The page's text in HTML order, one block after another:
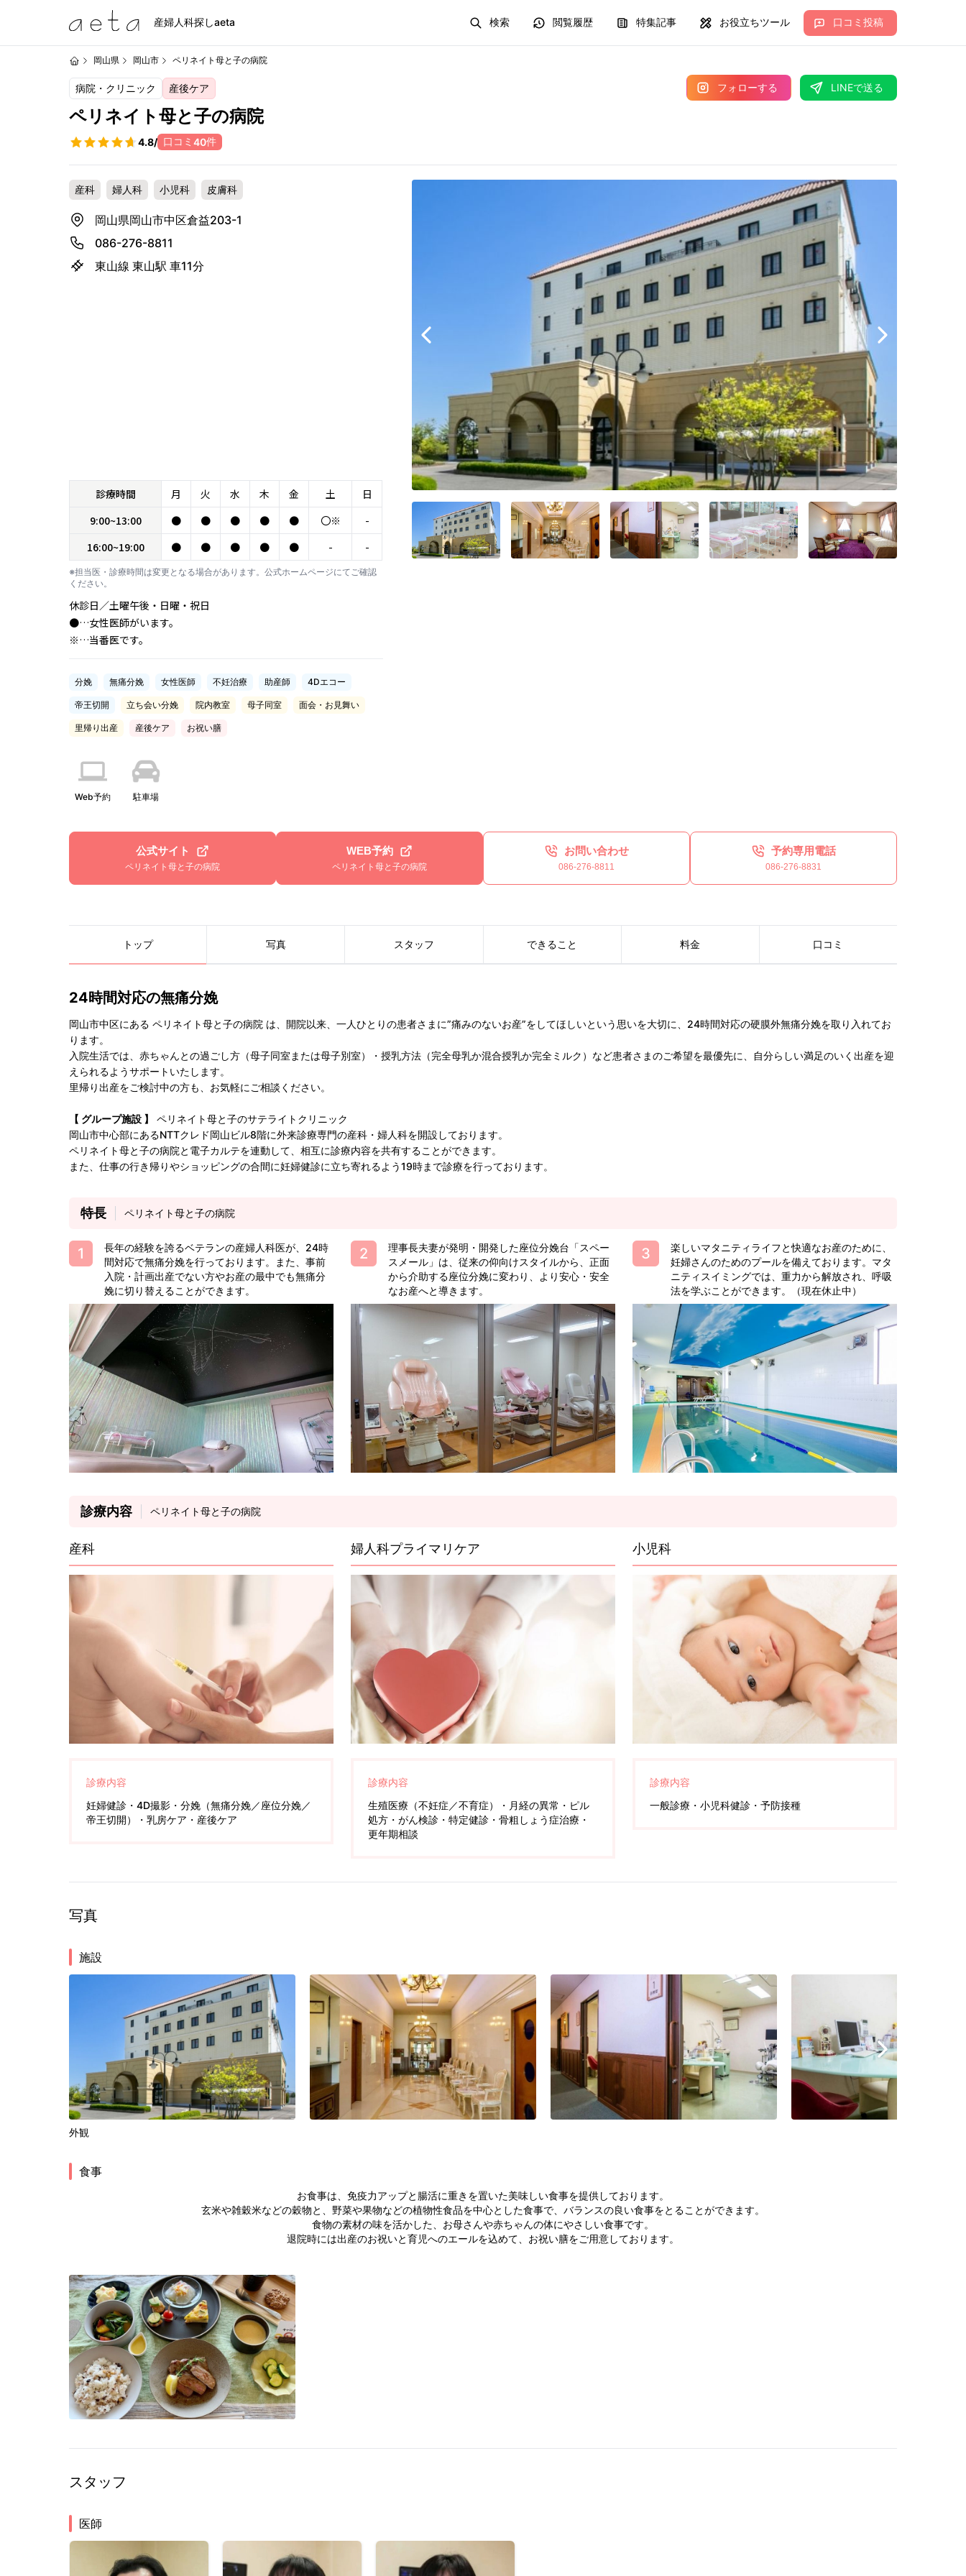
産婦人科探しaeta 検索 閲覧履歴 特集記事 お役立ちツール 口コミ投稿
岡山県 岡山市 ペリネイト母と子の病院
病院・クリニック 産後ケア
ペリネイト母と子の病院
4.8/ 口コミ 40件
フォローする LINEで送る
産科 婦人科 小児科 皮膚科
岡山県岡山市中区倉益203-1
086-276-8811
東山線 東山駅 車11分
診療時間 月 火 水 木 金 土
日
9:00~13:00
● ● ● ● ● 〇※
-
16:00~19:00
● ● ● ● ● - -
※担当医・診療時間は変更となる場合があります。公式ホームページにてご確認
ください。
休診日／土曜午後・日曜・祝日
●…女性医師がいます。
※…当番医です。
分娩 無痛分娩 女性医師 不妊治療 助産師 4Dエコー
帝王切開 立ち会い分娩 院内教室 母子同室 面会・お見舞い
里帰り出産 産後ケア お祝い膳
Web予約 駐車場
公式サイト
ペリネイト母と子の病院
WEB予約
ペリネイト母と子の病院
お問い合わせ
086-276-8811
予約専用電話
086-276-8831
トップ 写真 スタッフ できること 料金 口コミ
24時間対応の無痛分娩
岡山市中区にある ペリネイト母と子の病院 は、開院以来、一人ひとりの患者さまに”痛みのないお産”をしてほしいという思いを大切に、24時間対応の硬膜外無痛分娩を取り入れてお
ります。
入院生活では、赤ちゃんとの過ごし方（母子同室または母子別室）・授乳方法（完全母乳か混合授乳か完全ミルク）など患者さまのご希望を最優先に、自分らしい満足のいく出産を迎
えられるようサポートいたします。
里帰り出産をご検討中の方も、お気軽にご相談ください。
【 グループ施設 】
ペリネイト母と子のサテライトクリニック
岡山市中心部にあるNTTクレド岡山ビル8階に外来診療専門の産科・婦人科を開設しております。
ペリネイト母と子の病院と電子カルテを連動して、相互に診療内容を共有することができます。
また、仕事の行き帰りやショッピングの合間に妊婦健診に立ち寄れるよう19時まで診療を行っております。
特長 ペリネイト母と子の病院
長年の経験を誇るベテランの産婦人科医が、24時
間対応で無痛分娩を行っております。また、事前
入院・計画出産でない方やお産の最中でも無痛分
娩に切り替えることができます。
理事長夫妻が発明・開発した座位分娩台「スペー
スメール」は、従来の仰向けスタイルから、正面
から介助する座位分娩に変わり、より安心・安全
なお産へと導きます。
楽しいマタニティライフと快適なお産のために、
妊婦さんのためのプールを備えております。マタ
ニティスイミングでは、重力から解放され、呼吸
法を学ぶことができます。（現在休止中）
診療内容 ペリネイト母と子の病院
産科
診療内容
妊婦健診・4D撮影・分娩（無痛分娩／座位分娩／
帝王切開）・乳房ケア・産後ケア
婦人科プライマリケア
診療内容
生殖医療（不妊症／不育症）・月経の異常・ピル
処方・がん検診・特定健診・骨粗しょう症治療・
更年期相談
小児科
診療内容
一般診療・小児科健診・予防接種
写真
施設
外観
食事
お食事は、免疫力アップと腸活に重きを置いた美味しい食事を提供しております。
玄米や雑穀米などの穀物と、野菜や果物などの植物性食品を中心とした食事で、バランスの良い食事をとることができます。
食物の素材の味を活かした、お母さんや赤ちゃんの体にやさしい食事です。
退院時には出産のお祝いと育児へのエールを込めて、お祝い膳をご用意しております。
スタッフ
医師